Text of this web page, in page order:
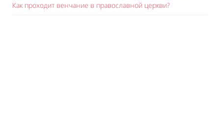
Как проходит венчание в православной церкви?